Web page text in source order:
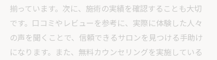
揃っています。次に、施術の実績を確認することも大切
です。口コミやレビューを参考に、実際に体験した人々
の声を聞くことで、信頼できるサロンを見つける手助け
になります。また、無料カウンセリングを実施している